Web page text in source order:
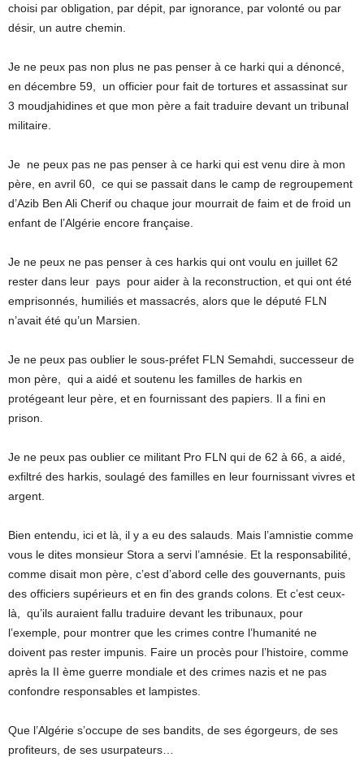
choisi par obligation, par dépit, par ignorance, par volonté ou par
désir, un autre chemin.
Je ne peux pas non plus ne pas penser à ce harki qui a dénoncé,
en décembre 59, un officier pour fait de tortures et assassinat sur
3 moudjahidines et que mon père a fait traduire devant un tribunal
militaire.
Je ne peux pas ne pas penser à ce harki qui est venu dire à mon
père, en avril 60, ce qui se passait dans le camp de regroupement
d’Azib Ben Ali Cherif ou chaque jour mourrait de faim et de froid un
enfant de l’Algérie encore française.
Je ne peux ne pas penser à ces harkis qui ont voulu en juillet 62
rester dans leur pays pour aider à la reconstruction, et qui ont été
emprisonnés, humiliés et massacrés, alors que le député FLN
n’avait été qu’un Marsien.
Je ne peux pas oublier le sous-préfet FLN Semahdi, successeur de
mon père, qui a aidé et soutenu les familles de harkis en
protégeant leur père, et en fournissant des papiers. Il a fini en
prison.
Je ne peux pas oublier ce militant Pro FLN qui de 62 à 66, a aidé,
exfiltré des harkis, soulagé des familles en leur fournissant vivres et
argent.
Bien entendu, ici et là, il y a eu des salauds. Mais l’amnistie comme
vous le dites monsieur Stora a servi l’amnésie. Et la responsabilité,
comme disait mon père, c’est d’abord celle des gouvernants, puis
des officiers supérieurs et en fin des grands colons. Et c’est ceux-
là, qu’ils auraient fallu traduire devant les tribunaux, pour
l’exemple, pour montrer que les crimes contre l’humanité ne
doivent pas rester impunis. Faire un procès pour l’histoire, comme
après la II ème guerre mondiale et des crimes nazis et ne pas
confondre responsables et lampistes.
Que l’Algérie s’occupe de ses bandits, de ses égorgeurs, de ses
profiteurs, de ses usurpateurs…